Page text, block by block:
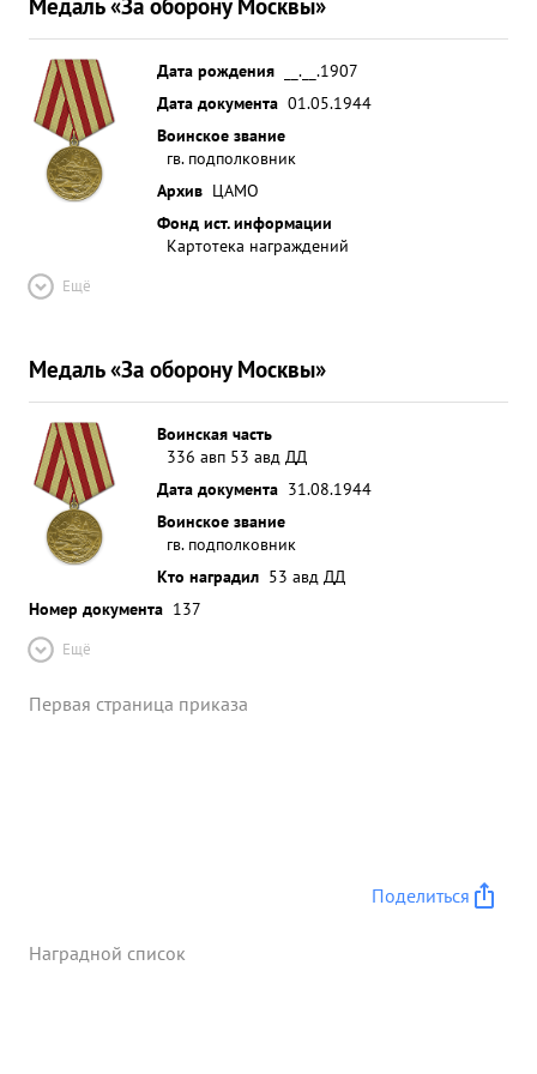
Дата рождения
__.__.1907
Дата документа 01.05.1944
Воинское звание
гв. подполковник
Архив ЦАМО
Фонд ист. информации
Картотека награждений
Ещё
Медаль «За оборону Москвы»
Воинская часть
336 авп 53 авд ДД
Дата документа 31.08.1944
Воинское звание
гв. подполковник
Кто наградил 53 авд ДД
Номер документа 137
Ещё
Первая страница приказа
Поделиться
Наградной список